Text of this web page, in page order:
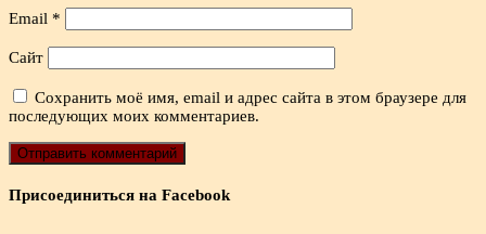
Email *
Сайт
Сохранить моё имя, email и адрес сайта в этом браузере для
последующих моих комментариев.
Присоединиться на Facebook